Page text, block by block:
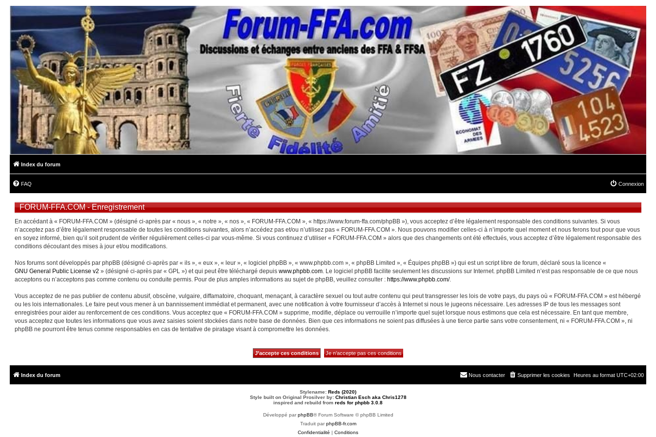
Index du forum
FAQ Connexion
FORUM-FFA.COM - Enregistrement
En accédant à « FORUM-FFA.COM » (désigné ci-après par « nous », « notre », « nos », « FORUM-FFA.COM », « https://www.forum-ffa.com/phpBB »), vous acceptez d’être légalement responsable des conditions suivantes. Si vous
n’acceptez pas d’être légalement responsable de toutes les conditions suivantes, alors n’accédez pas et/ou n’utilisez pas « FORUM-FFA.COM ». Nous pouvons modifier celles-ci à n’importe quel moment et nous ferons tout pour que vous
en soyez informé, bien qu’il soit prudent de vérifier régulièrement celles-ci par vous-même. Si vous continuez d’utiliser « FORUM-FFA.COM » alors que des changements ont été effectués, vous acceptez d’être légalement responsable des
conditions découlant des mises à jour et/ou modifications.
Nos forums sont développés par phpBB (désigné ci-après par « ils », « eux », « leur », « logiciel phpBB », « www.phpbb.com », « phpBB Limited », « Équipes phpBB ») qui est un script libre de forum, déclaré sous la licence «
GNU General Public License v2 » (désigné ci-après par « GPL ») et qui peut être téléchargé depuis www.phpbb.com. Le logiciel phpBB facilite seulement les discussions sur Internet. phpBB Limited n’est pas responsable de ce que nous
acceptons ou n’acceptons pas comme contenu ou conduite permis. Pour de plus amples informations au sujet de phpBB, veuillez consulter : https://www.phpbb.com/.
Vous acceptez de ne pas publier de contenu abusif, obscène, vulgaire, diffamatoire, choquant, menaçant, à caractère sexuel ou tout autre contenu qui peut transgresser les lois de votre pays, du pays où « FORUM-FFA.COM » est hébergé
ou les lois internationales. Le faire peut vous mener à un bannissement immédiat et permanent, avec une notification à votre fournisseur d’accès à Internet si nous le jugeons nécessaire. Les adresses IP de tous les messages sont
enregistrées pour aider au renforcement de ces conditions. Vous acceptez que « FORUM-FFA.COM » supprime, modifie, déplace ou verrouille n’importe quel sujet lorsque nous estimons que cela est nécessaire. En tant que membre,
vous acceptez que toutes les informations que vous avez saisies soient stockées dans notre base de données. Bien que ces informations ne soient pas diffusées à une tierce partie sans votre consentement, ni « FORUM-FFA.COM », ni
phpBB ne pourront être tenus comme responsables en cas de tentative de piratage visant à compromettre les données.
Index du forum Heures au format UTC+02:00
Supprimer les cookies
Nous contacter
Stylename: Reds (2020)
Style built on Original Prosilver by: Christian Esch aka Chris1278
inspired and rebuild from reds for phpbb 3.0.8
Développé parphpBB® Forum Software © phpBB Limited
Traduit parphpBB-fr.com
Confidentialité | Conditions